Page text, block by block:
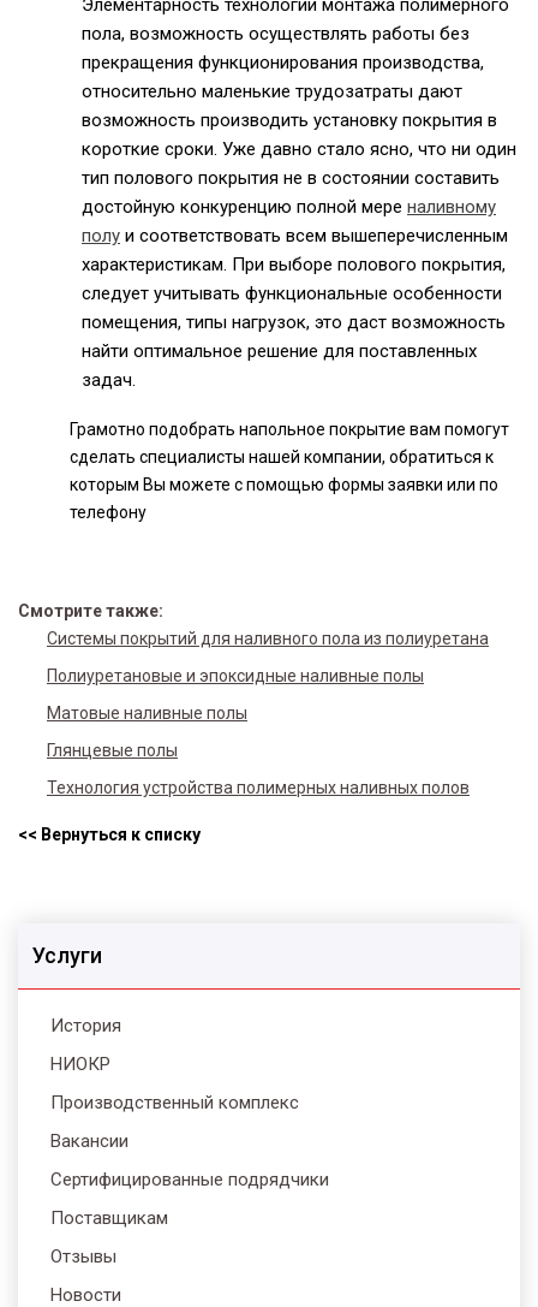
Услуги
История
НИОКР
Производственный комплекс
Вакансии
Сертифицированные подрядчики
Поставщикам
Отзывы
Новости
Элементарность технологии монтажа полимерного
пола, возможность осуществлять работы без
прекращения функционирования производства,
относительно маленькие трудозатраты дают
возможность производить установку покрытия в
короткие сроки. Уже давно стало ясно, что ни один
тип полового покрытия не в состоянии составить
достойную конкуренцию полной мере наливному
полу и соответствовать всем вышеперечисленным
характеристикам. При выборе полового покрытия,
следует учитывать функциональные особенности
помещения, типы нагрузок, это даст возможность
найти оптимальное решение для поставленных
задач.
Грамотно подобрать напольное покрытие вам помогут
сделать специалисты нашей компании, обратиться к
которым Вы можете с помощью формы заявки или по
телефону
Смотрите также:
Системы покрытий для наливного пола из полиуретана
Полиуретановые и эпоксидные наливные полы
Матовые наливные полы
Глянцевые полы
Технология устройства полимерных наливных полов
<< Вернуться к списку